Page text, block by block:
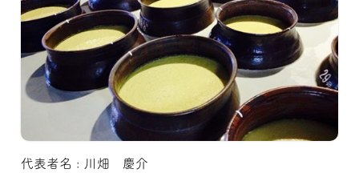
代表者名 : 川畑 慶介